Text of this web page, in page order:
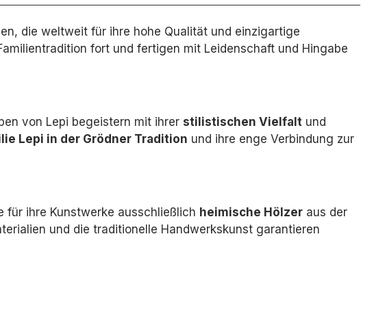
die weltweit für ihre hohe Qualität und einzigartige
fort und fertigen mit Leidenschaft und Hingabe
von Lepi begeistern mit ihrer stilistischen Vielfalt und
Lepi in der Grödner Tradition und ihre enge Verbindung zur
für ihre Kunstwerke ausschließlich heimische Hölzer aus der
und die traditionelle Handwerkskunst garantieren